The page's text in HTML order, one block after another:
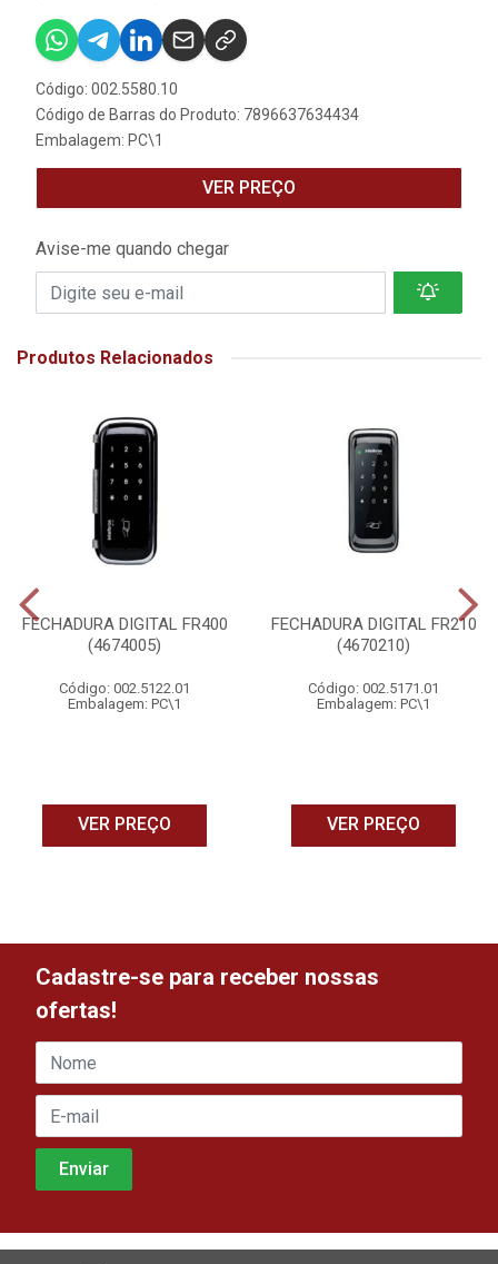
Código: 002.5580.10
Código de Barras do Produto: 7896637634434
Embalagem: PC\1
VER PREÇO
Avise-me quando chegar
Produtos Relacionados
FECHADURA DIGITAL FR400
(4674005)
Código: 002.5122.01
Embalagem: PC\1
VER PREÇO
FECHADURA DIGITAL FR210
(4670210)
Código: 002.5171.01
Embalagem: PC\1
VER PREÇO
Cadastre-se para receber nossas
ofertas!